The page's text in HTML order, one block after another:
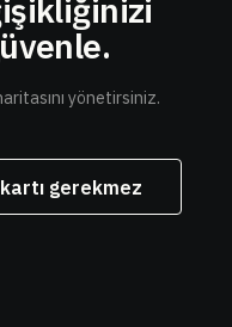
yönetirsiniz.
gerekmez